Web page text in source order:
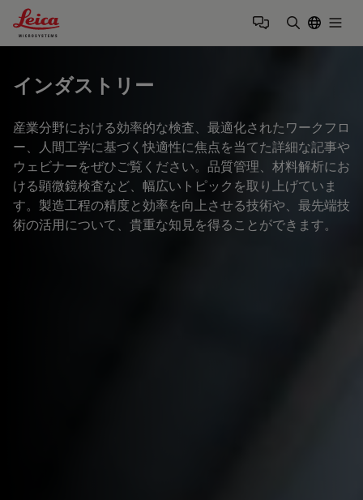
Leica Microsystems Logo
インダストリー
産業分野における効率的な検査、最適化されたワークフロ
ー、人間工学に基づく快適性に焦点を当てた詳細な記事や
ウェビナーをぜひご覧ください。品質管理、材料解析にお
ける顕微鏡検査など、幅広いトピックを取り上げていま
す。製造工程の精度と効率を向上させる技術や、最先端技
術の活用について、貴重な知見を得ることができます。